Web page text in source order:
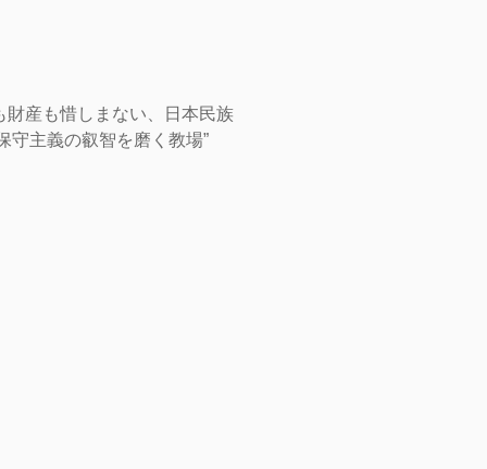
産も惜しまない、日本民族
守主義の叡智を磨く教場”